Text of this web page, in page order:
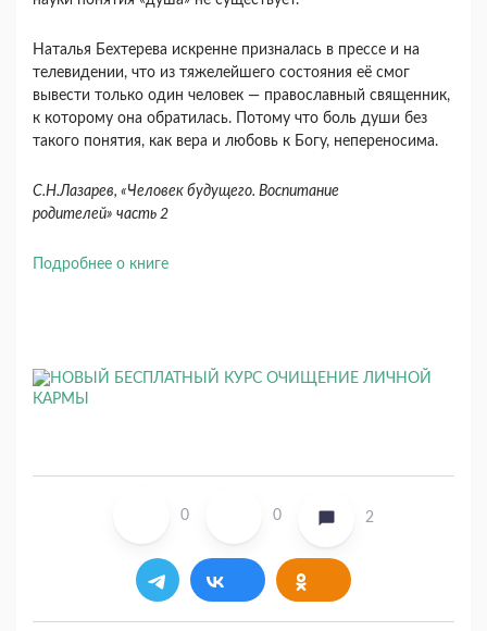
Наталья Бехтерева искренне призналась в прессе и на
теле­видении, что из тяжелейшего состояния её смог
вывести только один человек — православный священник,
к которому она обратилась. Потому что боль души без
такого понятия, как вера и лю­бовь к Богу, непереносима.
С.Н.Лазарев, «Человек будущего. Воспитание
родителей» часть 2
Подробнее о книге
0 0 2